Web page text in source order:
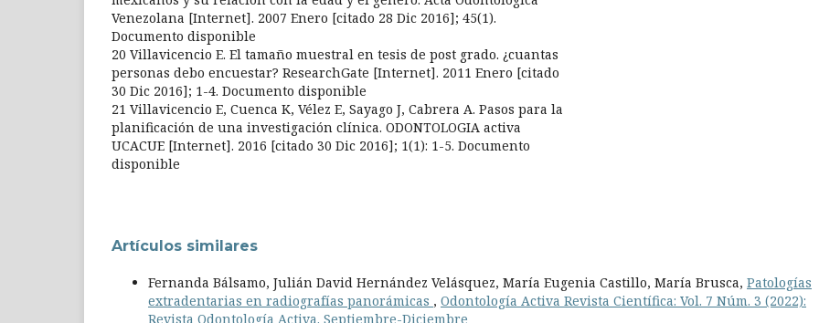
Venezolana [Internet]. 2007 Enero [citado 28 Dic 2016]; 45(1).
Documento disponible
20 Villavicencio E. El tamaño muestral en tesis de post grado. ¿cuantas
personas debo encuestar? ResearchGate [Internet]. 2011 Enero [citado
30 Dic 2016]; 1-4. Documento disponible
21 Villavicencio E, Cuenca K, Vélez E, Sayago J, Cabrera A. Pasos para la
planificación de una investigación clínica. ODONTOLOGIA activa
UCACUE [Internet]. 2016 [citado 30 Dic 2016]; 1(1): 1-5. Documento
disponible
Artículos similares
Fernanda Bálsamo, Julián David Hernández Velásquez, María Eugenia Castillo, María Brusca, Patologías
extradentarias en radiografías panorámicas , Odontología Activa Revista Científica: Vol. 7 Núm. 3 (2022):
Revista Odontología Activa. Septiembre-Diciembre